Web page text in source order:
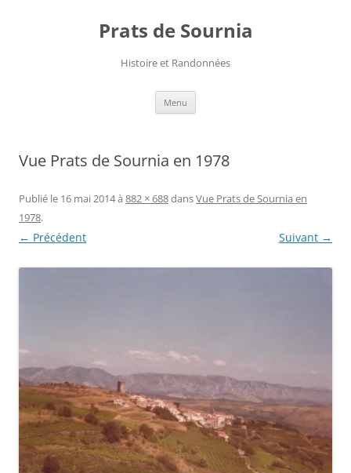
Prats de Sournia
Histoire et Randonnées
Menu
Vue Prats de Sournia en 1978
Publié le 16 mai 2014à 882 × 688dansVue Prats de Sournia en
1978.
← Précédent Suivant →